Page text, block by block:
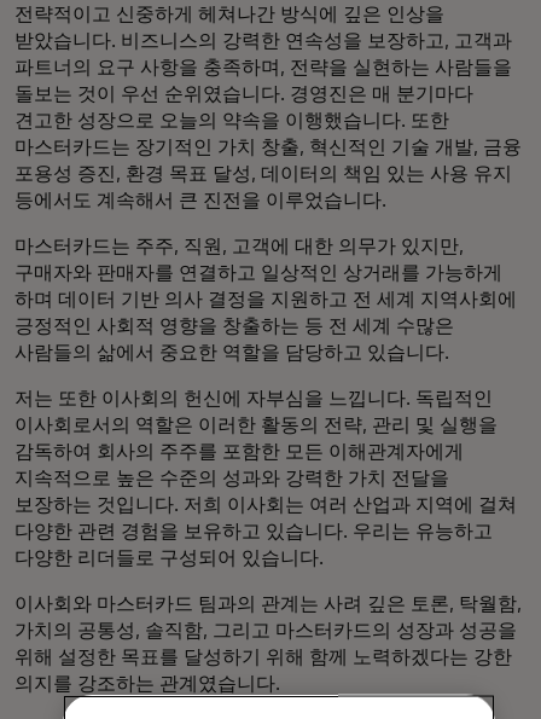
전략적이고 신중하게 헤쳐나간 방식에 깊은 인상을
받았습니다. 비즈니스의 강력한 연속성을 보장하고, 고객과
파트너의 요구 사항을 충족하며, 전략을 실현하는 사람들을
돌보는 것이 우선 순위였습니다. 경영진은 매 분기마다
견고한 성장으로 오늘의 약속을 이행했습니다. 또한
마스터카드는 장기적인 가치 창출, 혁신적인 기술 개발, 금융
포용성 증진, 환경 목표 달성, 데이터의 책임 있는 사용 유지
등에서도 계속해서 큰 진전을 이루었습니다.
마스터카드는 주주, 직원, 고객에 대한 의무가 있지만,
구매자와 판매자를 연결하고 일상적인 상거래를 가능하게
하며 데이터 기반 의사 결정을 지원하고 전 세계 지역사회에
긍정적인 사회적 영향을 창출하는 등 전 세계 수많은
사람들의 삶에서 중요한 역할을 담당하고 있습니다.
저는 또한 이사회의 헌신에 자부심을 느낍니다. 독립적인
이사회로서의 역할은 이러한 활동의 전략, 관리 및 실행을
감독하여 회사의 주주를 포함한 모든 이해관계자에게
지속적으로 높은 수준의 성과와 강력한 가치 전달을
보장하는 것입니다. 저희 이사회는 여러 산업과 지역에 걸쳐
다양한 관련 경험을 보유하고 있습니다. 우리는 유능하고
다양한 리더들로 구성되어 있습니다.
이사회와 마스터카드 팀과의 관계는 사려 깊은 토론, 탁월함,
가치의 공통성, 솔직함, 그리고 마스터카드의 성장과 성공을
위해 설정한 목표를 달성하기 위해 함께 노력하겠다는 강한
의지를 강조하는 관계였습니다.